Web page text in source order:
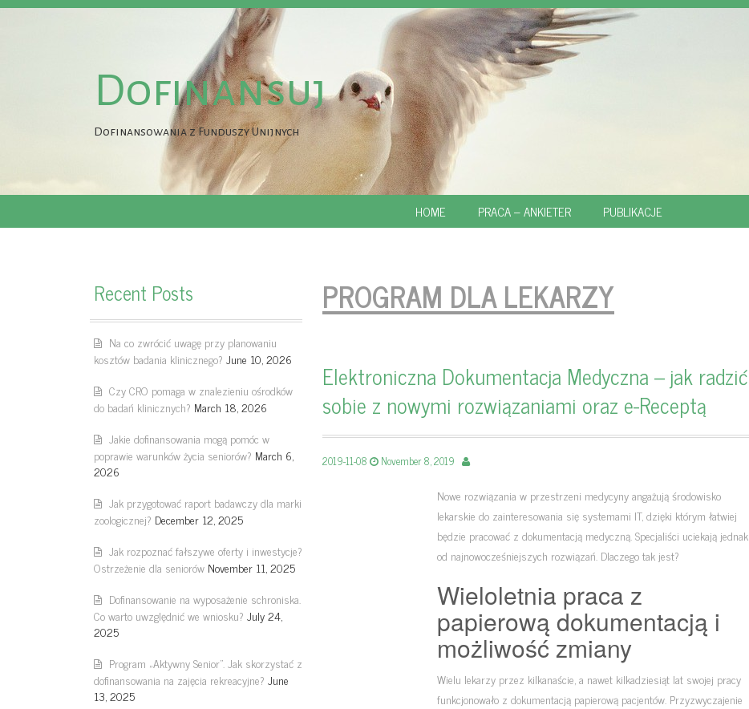
Dofinansuj
Dofinansowania z Funduszy Unijnych
SKIP
TO
HOME PRACA – ANKIETER PUBLIKACJE
Recent Posts
Na co zwrócić uwagę przy planowaniu
kosztów badania klinicznego? June 10, 2026
Czy CRO pomaga w znalezieniu ośrodków
do badań klinicznych? March 18, 2026
Jakie dofinansowania mogą pomóc w
poprawie warunków życia seniorów? March 6,
2026
Jak przygotować raport badawczy dla marki
zoologicznej? December 12, 2025
Jak rozpoznać fałszywe oferty i inwestycje?
Ostrzeżenie dla seniorów November 11, 2025
Dofinansowanie na wyposażenie schroniska.
Co warto uwzględnić we wniosku? July 24,
2025
Program „Aktywny Senior”. Jak skorzystać z
dofinansowania na zajęcia rekreacyjne? June
13, 2025
PROGRAM DLA LEKARZY
Elektroniczna Dokumentacja Medyczna – jak radzić
sobie z nowymi rozwiązaniami oraz e-Receptą
2019-11-08 November 8, 2019
Nowe rozwiązania w przestrzeni medycyny angażują środowisko
lekarskie do zainteresowania się systemami IT, dzięki którym łatwiej
będzie pracować z dokumentacją medyczną. Specjaliści uciekają jednak
od najnowocześniejszych rozwiązań. Dlaczego tak jest?
Wieloletnia praca z
papierową dokumentacją i
możliwość zmiany
Wielu lekarzy przez kilkanaście, a nawet kilkadziesiąt lat swojej pracy
funkcjonowało z dokumentacją papierową pacjentów. Przyzwyczajenie